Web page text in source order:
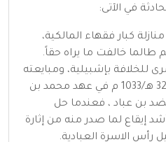
في الآتى:
كبار فقهاء المالكية،
طالما خالفت ما يراه حقاً.
للخلافة بإشبيلية، ومبايعته
على أنه هشام المؤيد سنة 325 هـ/1033 م في عهد محمد بن
بن عباد ، فعندما حل
إيقاع لما صدر منه من إثارة
الاسرة العبادية.